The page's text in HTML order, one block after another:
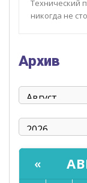
Технический
никогда не
Архив
«